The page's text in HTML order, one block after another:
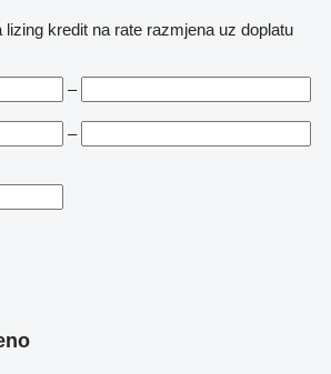
lizing kredit na rate razmjena uz doplatu
–
–